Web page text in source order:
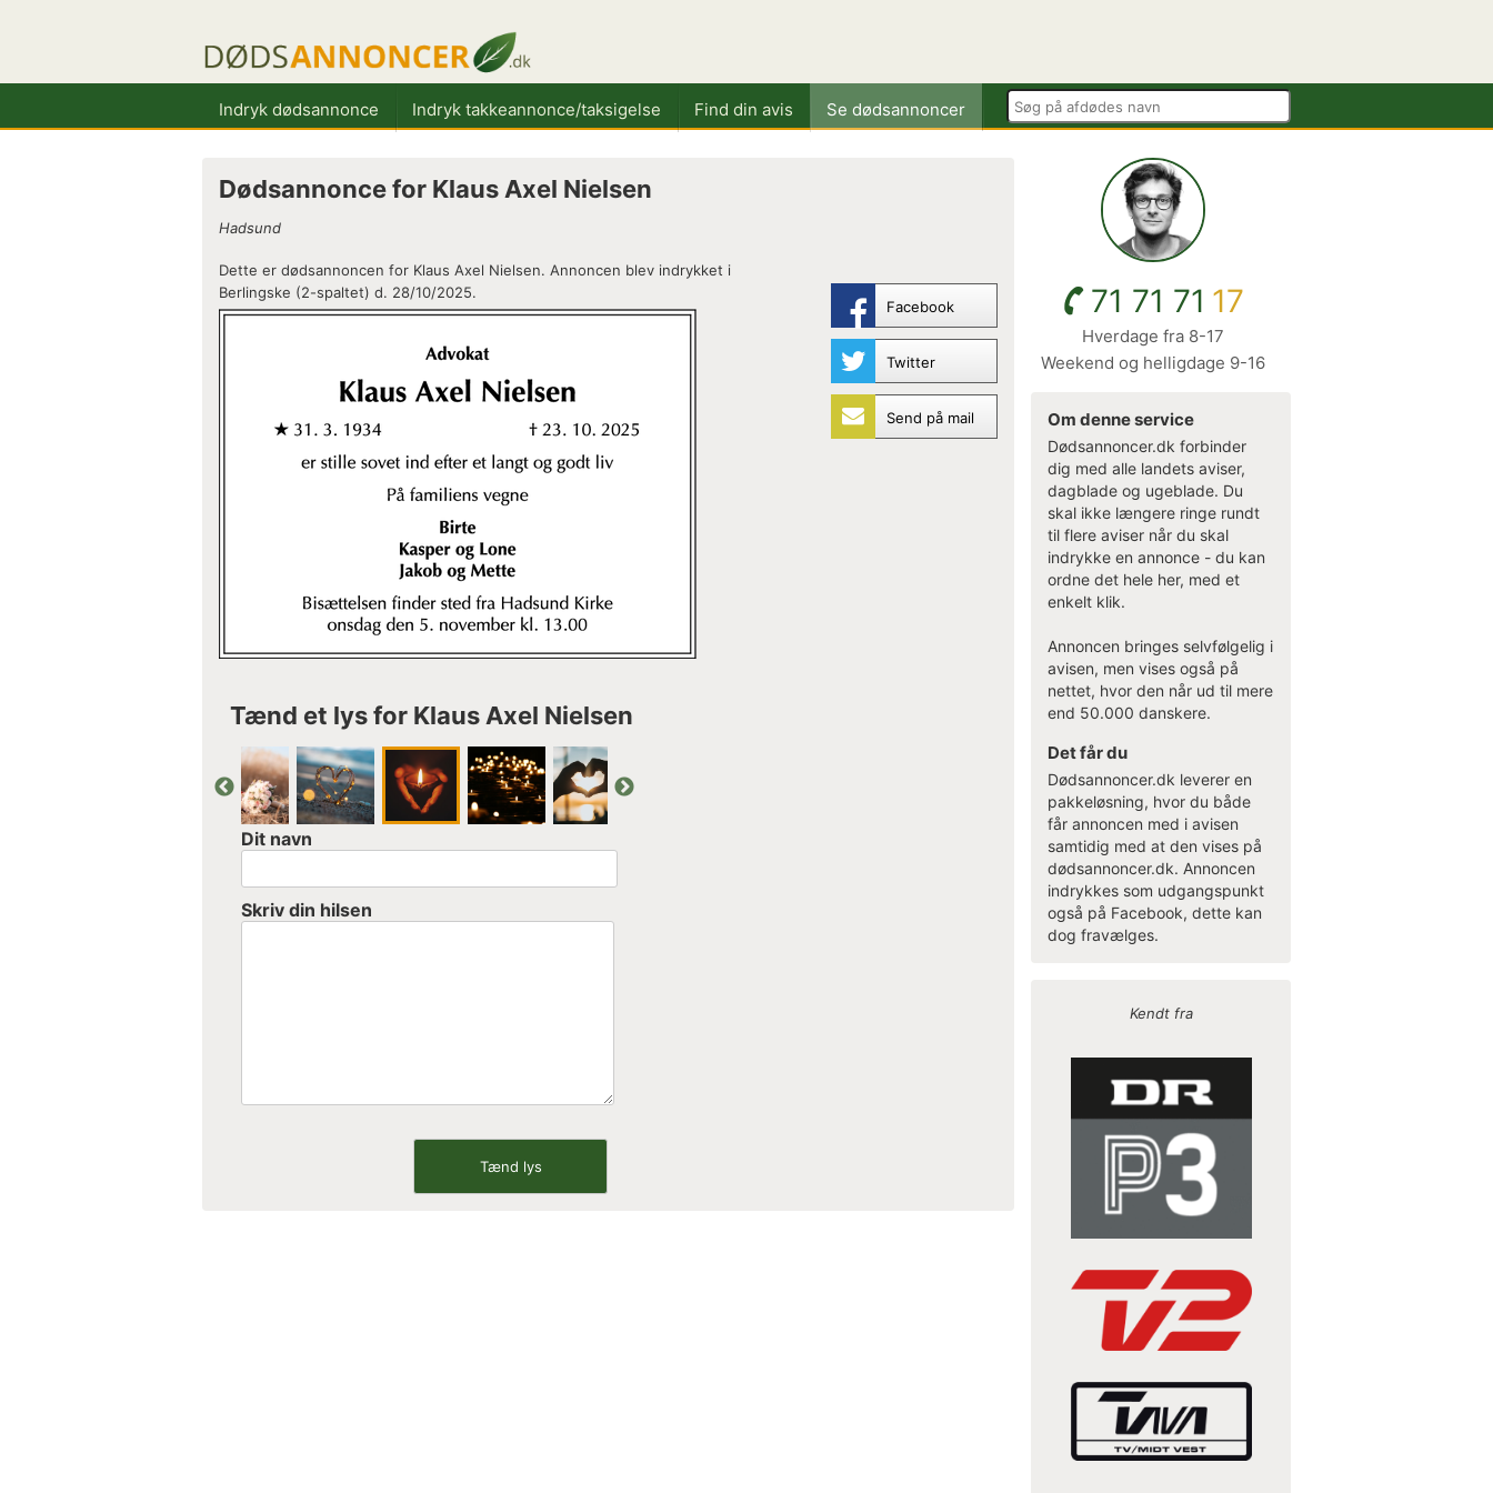
Indryk dødsannonce Indryk takkeannonce/taksigelse Find din avis Se dødsannoncer
Dødsannonce for Klaus Axel Nielsen
Hadsund
Facebook
Twitter
Send på mail
Dette er dødsannoncen for Klaus Axel Nielsen. Annoncen blev indrykket i
Berlingske (2-spaltet) d. 28/10/2025.
Tænd et lys for Klaus Axel Nielsen
Dit navn
Skriv din hilsen
71 71 71 17
Hverdage fra 8-17
Weekend og helligdage 9-16
Om denne service
Dødsannoncer.dk forbinder
dig med alle landets aviser,
dagblade og ugeblade. Du
skal ikke længere ringe rundt
til flere aviser når du skal
indrykke en annonce - du kan
ordne det hele her, med et
enkelt klik.
Annoncen bringes selvfølgelig i
avisen, men vises også på
nettet, hvor den når ud til mere
end 50.000 danskere.
Det får du
Dødsannoncer.dk leverer en
pakkeløsning, hvor du både
får annoncen med i avisen
samtidig med at den vises på
dødsannoncer.dk. Annoncen
indrykkes som udgangspunkt
også på Facebook, dette kan
dog fravælges.
Kendt fra